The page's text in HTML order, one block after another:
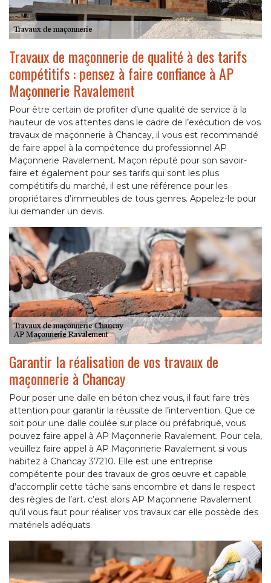
Travaux de maçonnerie de qualité à des tarifs
compétitifs : pensez à faire confiance à AP
Maçonnerie Ravalement
Pour être certain de profiter d’une qualité de service à la
hauteur de vos attentes dans le cadre de l’exécution de vos
travaux de maçonnerie à Chancay, il vous est recommandé
de faire appel à la compétence du professionnel AP
Maçonnerie Ravalement. Maçon réputé pour son savoir-
faire et également pour ses tarifs qui sont les plus
compétitifs du marché, il est une référence pour les
propriétaires d’immeubles de tous genres. Appelez-le pour
lui demander un devis.
Garantir la réalisation de vos travaux de
maçonnerie à Chancay
Pour poser une dalle en béton chez vous, il faut faire très
attention pour garantir la réussite de l’intervention. Que ce
soit pour une dalle coulée sur place ou préfabriqué, vous
pouvez faire appel à AP Maçonnerie Ravalement. Pour cela,
veuillez faire appel à AP Maçonnerie Ravalement si vous
habitez à Chancay 37210. Elle est une entreprise
compétente pour des travaux de gros œuvre et capable
d’accomplir cette tâche sans encombre et dans le respect
des règles de l’art. c’est alors AP Maçonnerie Ravalement
qu’il vous faut pour réaliser vos travaux car elle possède des
matériels adéquats.